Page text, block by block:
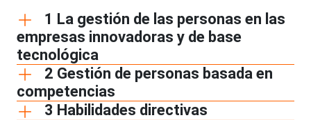
1 La gestión de las personas en las
empresas innovadoras y de base
tecnológica
2 Gestión de personas basada en
competencias
3 Habilidades directivas